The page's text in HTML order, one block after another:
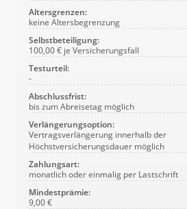
Altersgrenzen:
keine Altersbegrenzung
Selbstbeteiligung:
100,00 € je Versicherungsfall
Testurteil:
-
Abschlussfrist:
bis zum Abreisetag möglich
Verlängerungsoption:
Vertragsverlängerung innerhalb der
Höchstversicherungsdauer möglich
Zahlungsart:
monatlich oder einmalig per Lastschrift
Mindestprämie:
9,00 €